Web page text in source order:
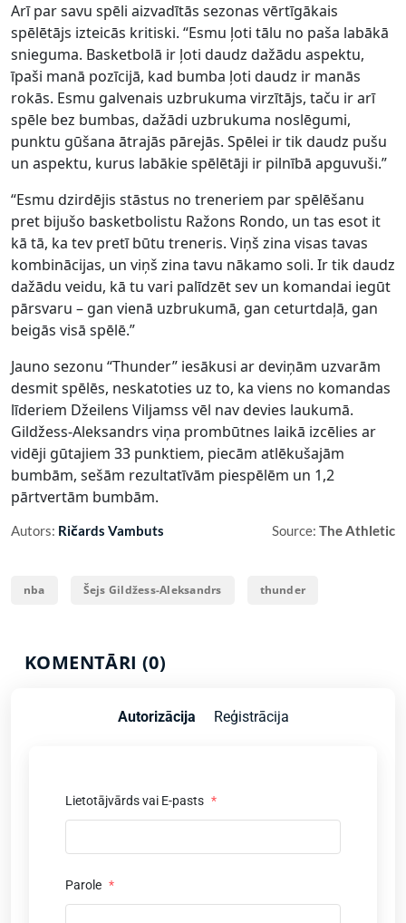
Arī par savu spēli aizvadītās sezonas vērtīgākais
spēlētājs izteicās kritiski. “Esmu ļoti tālu no paša labākā
snieguma. Basketbolā ir ļoti daudz dažādu aspektu,
īpaši manā pozīcijā, kad bumba ļoti daudz ir manās
rokās. Esmu galvenais uzbrukuma virzītājs, taču ir arī
spēle bez bumbas, dažādi uzbrukuma noslēgumi,
punktu gūšana ātrajās pārejās. Spēlei ir tik daudz pušu
un aspektu, kurus labākie spēlētāji ir pilnībā apguvuši.”
“Esmu dzirdējis stāstus no treneriem par spēlēšanu
pret bijušo basketbolistu Ražons Rondo, un tas esot it
kā tā, ka tev pretī būtu treneris. Viņš zina visas tavas
kombinācijas, un viņš zina tavu nākamo soli. Ir tik daudz
dažādu veidu, kā tu vari palīdzēt sev un komandai iegūt
pārsvaru – gan vienā uzbrukumā, gan ceturtdaļā, gan
beigās visā spēlē.”
Jauno sezonu “Thunder” iesākusi ar deviņām uzvarām
desmit spēlēs, neskatoties uz to, ka viens no komandas
līderiem Džeilens Viljamss vēl nav devies laukumā.
Gildžess-Aleksandrs viņa prombūtnes laikā izcēlies ar
vidēji gūtajiem 33 punktiem, piecām atlēkušajām
bumbām, sešām rezultatīvām piespēlēm un 1,2
pārtvertām bumbām.
Autors: Ričards Vambuts Source: The Athletic
nba Šejs Gildžess-Aleksandrs thunder
KOMENTĀRI (0)
Autorizācija Reģistrācija
Lietotājvārds vai E-pasts *
Parole *